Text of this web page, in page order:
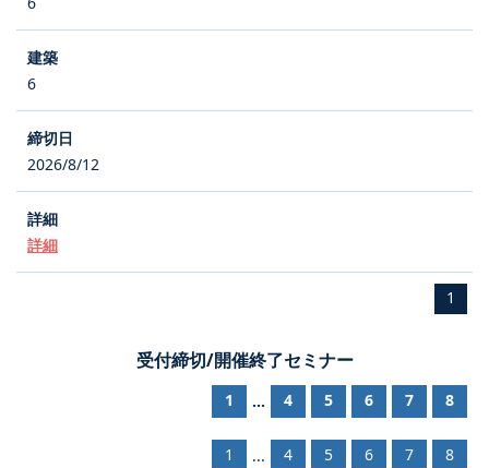
6
2026/8/12
詳細
1
受付締切/開催終了セミナー
1 ... 4 5 6 7 8
1 ... 4 5 6 7 8